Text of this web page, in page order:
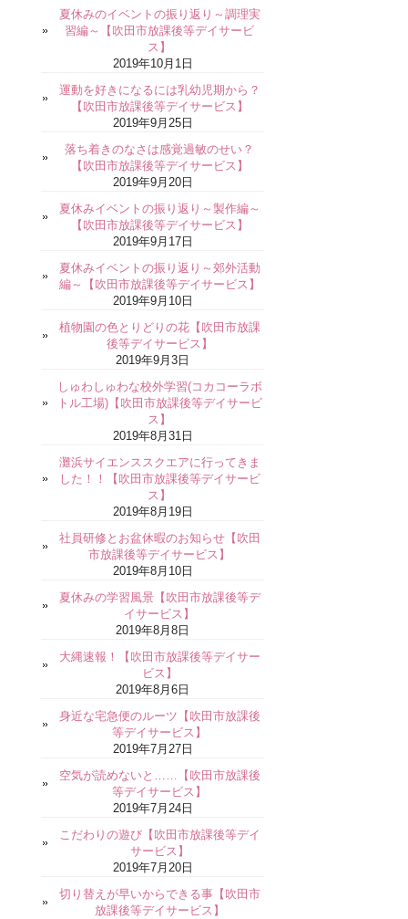
夏休みのイベントの振り返り～調理実
習編～【吹田市放課後等デイサービ
ス】
2019年10月1日
運動を好きになるには乳幼児期から？
【吹田市放課後等デイサービス】
2019年9月25日
落ち着きのなさは感覚過敏のせい？
【吹田市放課後等デイサービス】
2019年9月20日
夏休みイベントの振り返り～製作編～
【吹田市放課後等デイサービス】
2019年9月17日
夏休みイベントの振り返り～郊外活動
編～【吹田市放課後等デイサービス】
2019年9月10日
植物園の色とりどりの花【吹田市放課
後等デイサービス】
2019年9月3日
しゅわしゅわな校外学習(コカコーラボ
トル工場)【吹田市放課後等デイサービ
ス】
2019年8月31日
灘浜サイエンススクエアに行ってきま
した！！【吹田市放課後等デイサービ
ス】
2019年8月19日
社員研修とお盆休暇のお知らせ【吹田
市放課後等デイサービス】
2019年8月10日
夏休みの学習風景【吹田市放課後等デ
イサービス】
2019年8月8日
大縄速報！【吹田市放課後等デイサー
ビス】
2019年8月6日
身近な宅急便のルーツ【吹田市放課後
等デイサービス】
2019年7月27日
空気が読めないと……【吹田市放課後
等デイサービス】
2019年7月24日
こだわりの遊び【吹田市放課後等デイ
サービス】
2019年7月20日
切り替えが早いからできる事【吹田市
放課後等デイサービス】